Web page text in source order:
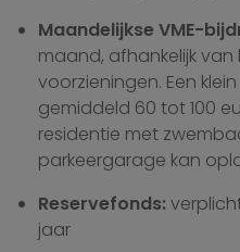
Maandelijkse VME-
maand, afhankelijk
voorzieningen. Een
gemiddeld 60 tot 100
residentie met
parkeergarage kan
Reservefonds:
jaar